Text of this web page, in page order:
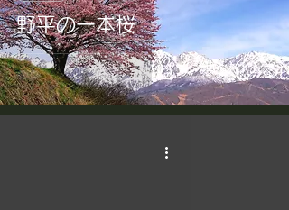
野平の一本桜